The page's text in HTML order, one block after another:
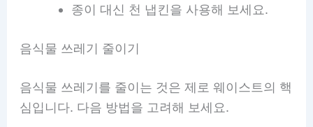
종이 대신 천 냅킨을 사용해 보세요.
음식물 쓰레기 줄이기
음식물 쓰레기를 줄이는 것은 제로 웨이스트의 핵
심입니다. 다음 방법을 고려해 보세요.